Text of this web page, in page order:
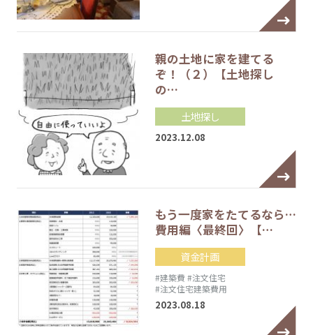
親の土地に家を建てる
ぞ！（２）【土地探し
の…
土地探し
2023.12.08
もう一度家をたてるなら…
費用編〈最終回〉【…
資金計画
#建築費 #注文住宅
#注文住宅建築費用
2023.08.18